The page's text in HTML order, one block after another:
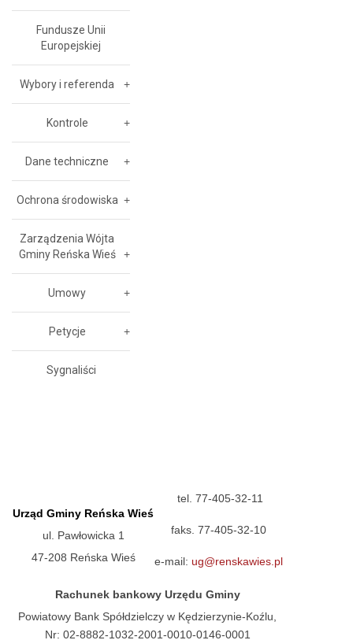
Fundusze Unii
Europejskiej
Wybory i referenda
Kontrole
Dane techniczne
Ochrona środowiska
Zarządzenia Wójta
Gminy Reńska Wieś
Umowy
Petycje
Sygnaliści
Urząd Gminy Reńska Wieś
ul. Pawłowicka 1
47-208 Reńska Wieś
tel. 77-405-32-11
faks. 77-405-32-10
e-mail: ug@renskawies.pl
Rachunek bankowy Urzędu Gminy
Powiatowy Bank Spółdzielczy w Kędzierzynie-Koźlu,
Nr: 02-8882-1032-2001-0010-0146-0001